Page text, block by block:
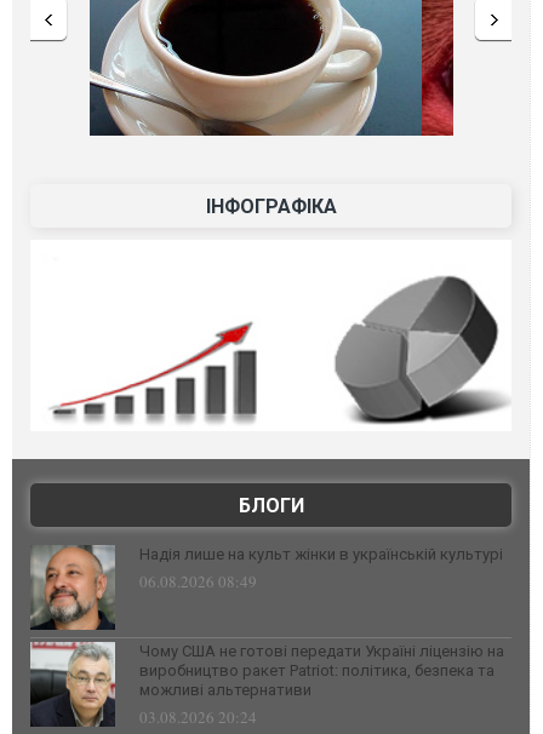
ІНФОГРАФІКА
БЛОГИ
Надія лише на культ жінки в українській культурі
06.08.2026 08:49
Чому США не готові передати Україні ліцензію на
виробництво ракет Patriot: політика, безпека та
можливі альтернативи
03.08.2026 20:24